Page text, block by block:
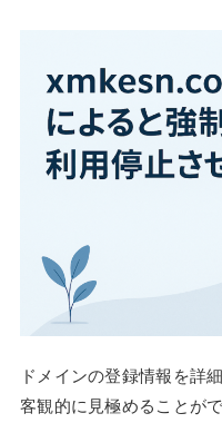
ドメインの登録情報を詳
客観的に見極めることが